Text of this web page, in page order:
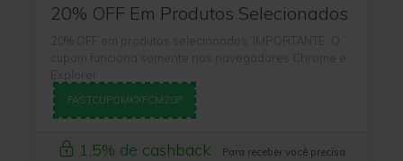
20% OFF Em Produtos Selecionados
20% OFF em produtos selecionados. IMPORTANTE: O
cupom funciona somente nos navegadores Chrome e
Explorer
FASTCUPOMKXFCM20P
1,5% de cashback
Para receber você precisa